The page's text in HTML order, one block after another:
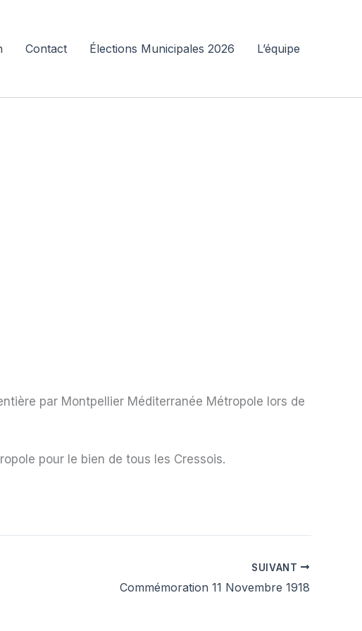
Contact Élections Municipales 2026 L’équipe
par Montpellier Méditerranée Métropole lors de
pour le bien de tous les Cressois.
SUIVANT
Commémoration 11 Novembre 1918